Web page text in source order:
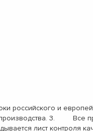
российского и
производства. 3. Все
лист контроля